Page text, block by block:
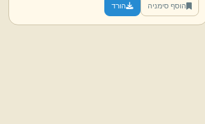
הוסף סימניה הורד